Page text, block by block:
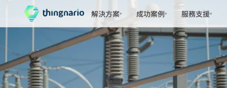
解決方案▾ 成功案例▾ 服務支援▾